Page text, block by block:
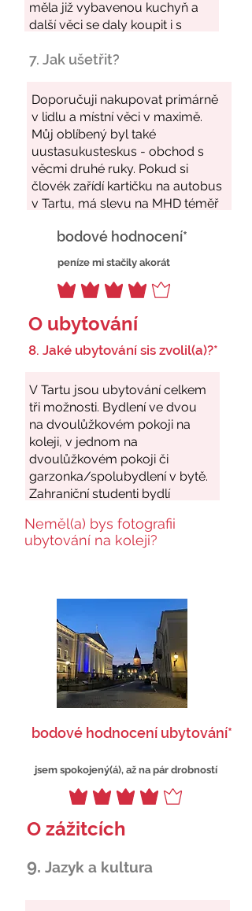
7. Jak ušetřit?
bodové hodnocení*
peníze mi stačily akorát
O ubytování
8. Jaké ubytování sis zvolil(a)?*
Neměl(a) bys fotografii
ubytování na koleji?
bodové hodnocení ubytování*
jsem spokojený(á), až na pár drobností
O zážitcích
9. Jazyk a kultura